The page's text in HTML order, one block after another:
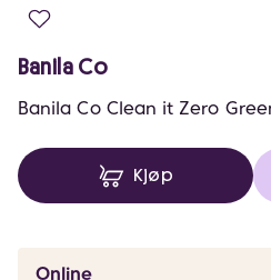
Banila Co
Banila Co Clean it Zero
Kjøp
Online